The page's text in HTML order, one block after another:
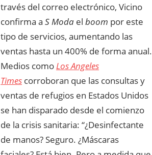
través del correo electrónico, Vicino
confirma a S Moda el boom por este
tipo de servicios, aumentando las
ventas hasta un 400% de forma anual.
Medios como Los Angeles
Times corroboran que las consultas y
ventas de refugios en Estados Unidos
se han disparado desde el comienzo
de la crisis sanitaria: “¿Desinfectante
de manos? Seguro. ¿Máscaras